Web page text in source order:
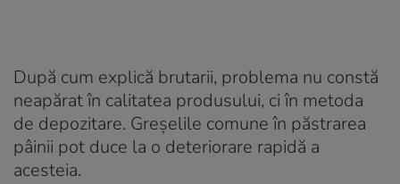
După cum explică brutarii, problema nu constă
neapărat în calitatea produsului, ci în metoda
de depozitare. Greșelile comune în păstrarea
pâinii pot duce la o deteriorare rapidă a
acesteia.